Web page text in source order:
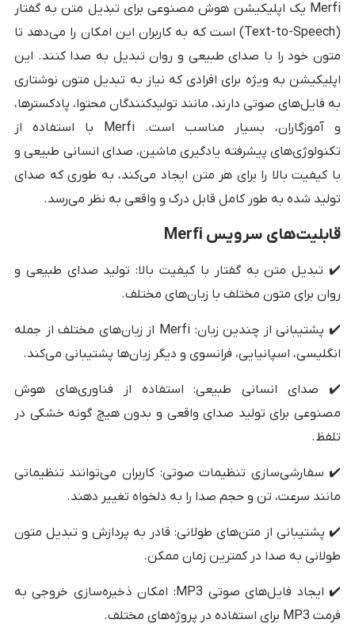
Merfi یک اپلیکیشن هوش مصنوعی برای تبدیل متن به گفتار
(Text-to-Speech) است که به کاربران این امکان را می‌دهد تا
متون خود را با صدای طبیعی و روان تبدیل به صدا کنند. این
اپلیکیشن به ویژه برای افرادی که نیاز به تبدیل متون نوشتاری
به فایل‌های صوتی دارند، مانند تولیدکنندگان محتوا، پادکسترها،
و آموزگاران، بسیار مناسب است. Merfi با استفاده از
تکنولوژی‌های پیشرفته یادگیری ماشین، صدای انسانی طبیعی و
با کیفیت بالا را برای هر متن ایجاد می‌کند، به طوری که صدای
تولید شده به طور کامل قابل درک و واقعی به نظر می‌رسد.
قابلیت‌های سرویس Merfi
✔️ تبدیل متن به گفتار با کیفیت بالا: تولید صدای طبیعی و
روان برای متون مختلف با زبان‌های مختلف.
✔️ پشتیبانی از چندین زبان: Merfi از زبان‌های مختلف از جمله
انگلیسی، اسپانیایی، فرانسوی و دیگر زبان‌ها پشتیبانی می‌کند.
✔️ صدای انسانی طبیعی: استفاده از فناوری‌های هوش
مصنوعی برای تولید صدای واقعی و بدون هیچ گونه خشکی در
تلفظ.
✔️ سفارشی‌سازی تنظیمات صوتی: کاربران می‌توانند تنظیماتی
مانند سرعت، تن و حجم صدا را به دلخواه تغییر دهند.
✔️ پشتیبانی از متن‌های طولانی: قادر به پردازش و تبدیل متون
طولانی به صدا در کمترین زمان ممکن.
✔️ ایجاد فایل‌های صوتی MP3: امکان ذخیره‌سازی خروجی به
فرمت MP3 برای استفاده در پروژه‌های مختلف.